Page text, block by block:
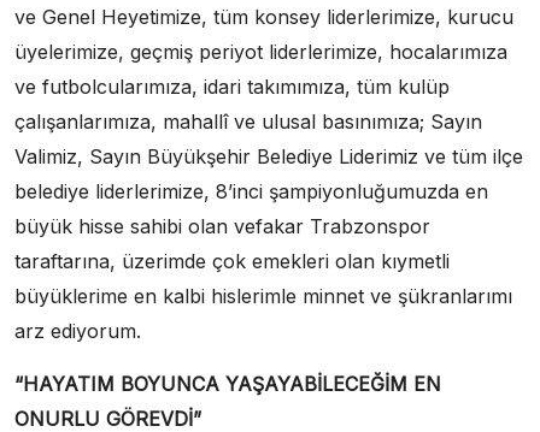
ve Genel Heyetimize, tüm konsey liderlerimize, kurucu
üyelerimize, geçmiş periyot liderlerimize, hocalarımıza
ve futbolcularımıza, idari takımımıza, tüm kulüp
çalışanlarımıza, mahallî ve ulusal basınımıza; Sayın
Valimiz, Sayın Büyükşehir Belediye Liderimiz ve tüm ilçe
belediye liderlerimize, 8’inci şampiyonluğumuzda en
büyük hisse sahibi olan vefakar Trabzonspor
taraftarına, üzerimde çok emekleri olan kıymetli
büyüklerime en kalbi hislerimle minnet ve şükranlarımı
arz ediyorum.
“HAYATIM BOYUNCA YAŞAYABİLECEĞİM EN
ONURLU GÖREVDİ”